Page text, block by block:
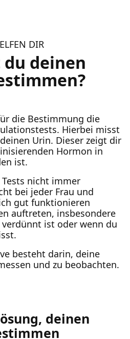
DIR
deinen
die Bestimmung die
Hierbei misst
Urin. Dieser zeigt dir
Hormon in
ist.
nicht immer
bei jeder Frau und
gut funktionieren
auftreten, insbesondere
ist oder wenn du
besteht darin, deine
und zu beobachten.
deinen